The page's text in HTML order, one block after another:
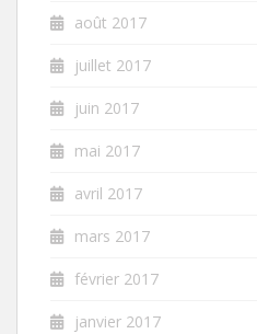
août 2017
juillet 2017
juin 2017
mai 2017
avril 2017
mars 2017
février 2017
janvier 2017